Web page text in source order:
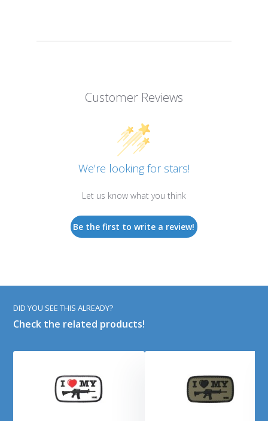
Customer Reviews
We’re looking for stars!
Let us know what you think
Be the first to write a review!
DID YOU SEE THIS ALREADY?
Check the related products!